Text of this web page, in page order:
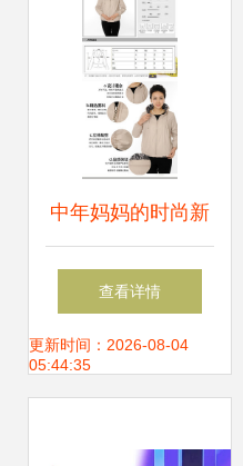
中年妈妈的时尚新
选择 2013秋冬新
款PU皮衣外套批发
查看详情
更新时间：2026-08-04
05:44:35